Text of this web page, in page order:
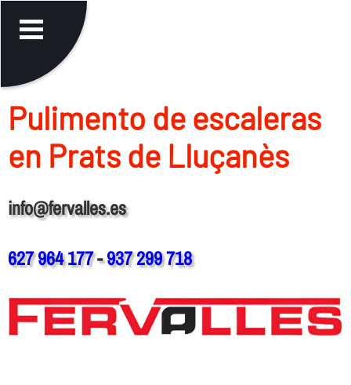
Pulimento de escaleras
en Prats de Lluçanès
info@fervalles.es
627 964 177-937 299 718